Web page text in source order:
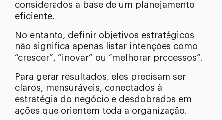
considerados a base de um planejamento
eficiente.
No entanto, definir objetivos estratégicos
não significa apenas listar intenções como
“crescer”, “inovar” ou “melhorar processos”.
Para gerar resultados, eles precisam ser
claros, mensuráveis, conectados à
estratégia do negócio e desdobrados em
ações que orientem toda a organização.